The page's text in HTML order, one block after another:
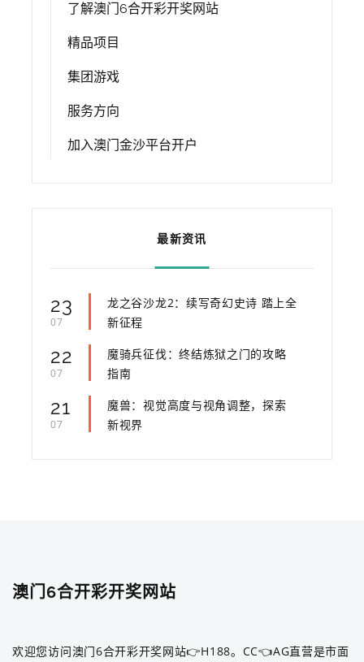
了解澳门6合开彩开奖网站
精品项目
集团游戏
服务方向
加入澳门金沙平台开户
最新资讯
23
07
龙之谷沙龙2：续写奇幻史诗 踏上全
新征程
22
07
魔骑兵征伐：终结炼狱之门的攻略
指南
21
07
魔兽：视觉高度与视角调整，探索
新视界
澳门6合开彩开奖网站
欢迎您访问澳门6合开彩开奖网站👉H188。CC👈AG直营是市面